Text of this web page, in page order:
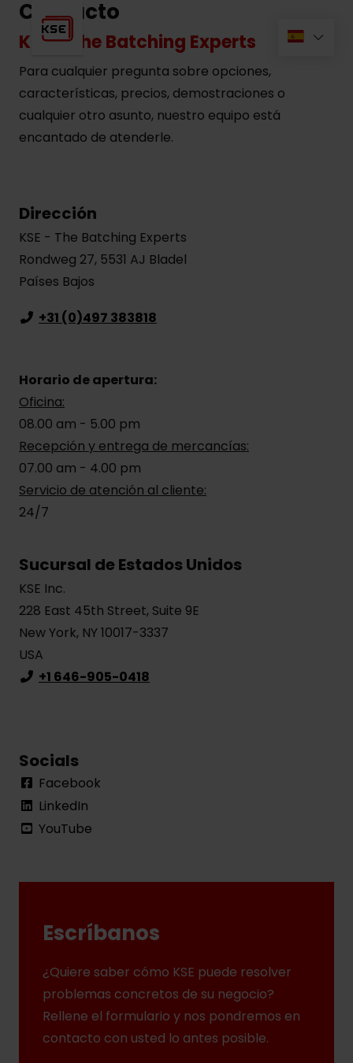
Contacto
KSE - The Batching Experts
Para cualquier pregunta sobre opciones,
características, precios, demostraciones o
cualquier otro asunto, nuestro equipo está
encantado de atenderle.
Dirección
KSE - The Batching Experts
Rondweg 27, 5531 AJ Bladel
Países Bajos
+31 (0)497 383818
Horario de apertura:
Oficina:
08.00 am - 5.00 pm
Recepción y entrega de mercancías:
07.00 am - 4.00 pm
Servicio de atención al cliente:
24/7
Sucursal de Estados Unidos
KSE Inc.
228 East 45th Street, Suite 9E
New York, NY 10017-3337
USA
+1 646-905-0418
Socials
Facebook
LinkedIn
YouTube
Escríbanos
¿Quiere saber cómo KSE puede resolver
problemas concretos de su negocio?
Rellene el formulario y nos pondremos en
contacto con usted lo antes posible.